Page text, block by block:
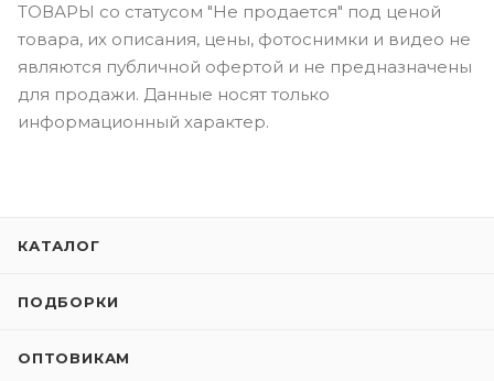
ТОВАРЫ со статусом "Не продается" под ценой
товара, их описания, цены, фотоснимки и видео не
являются публичной офертой и не предназначены
для продажи. Данные носят только
информационный характер.
КАТАЛОГ
ПОДБОРКИ
ОПТОВИКАМ